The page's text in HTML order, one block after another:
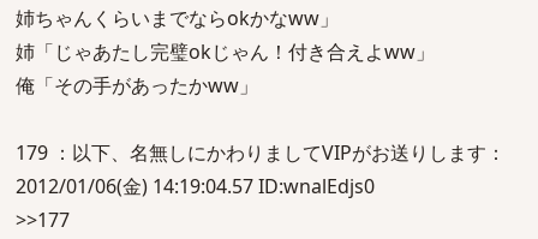
姉ちゃんくらいまでならokかなww」
姉「じゃあたし完璧okじゃん！付き合えよww」
俺「その手があったかww」
179 ：以下、名無しにかわりましてVIPがお送りします：
2012/01/06(金) 14:19:04.57 ID:wnalEdjs0
>>177